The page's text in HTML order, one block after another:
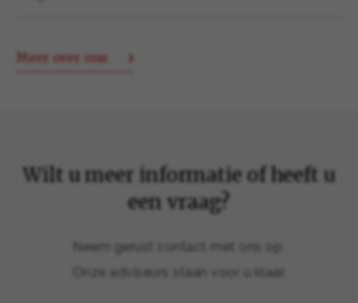
Meer over ons
Wilt u meer informatie of heeft u
een vraag?
Neem gerust contact met ons op.
Onze adviseurs staan voor u klaar.